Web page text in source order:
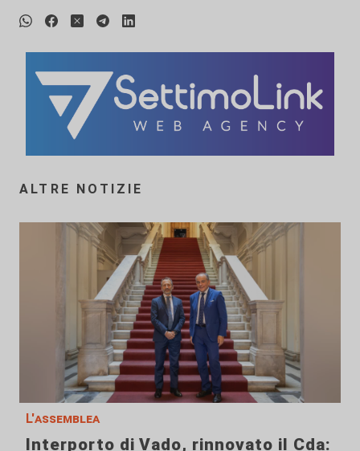
ALTRE NOTIZIE
L'assemblea
Interporto di Vado, rinnovato il Cda: